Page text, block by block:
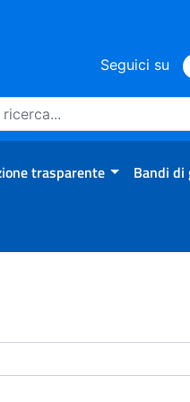
Seguici su
trasparente Bandi di